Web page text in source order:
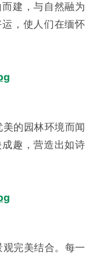
建，与自然融为
，使人们在缅怀
美的园林环境而闻
趣，营造出如诗
观完美结合。每一